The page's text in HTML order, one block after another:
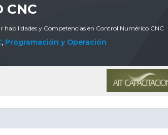
CNC
habilidades y Competencias en Control Numérico CNC
, Programación y Operación